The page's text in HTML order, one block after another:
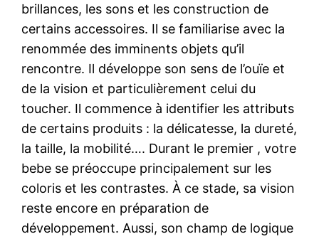
brillances, les sons et les construction de
certains accessoires. Il se familiarise avec la
renommée des imminents objets qu’il
rencontre. Il développe son sens de l’ouïe et
de la vision et particulièrement celui du
toucher. Il commence à identifier les attributs
de certains produits : la délicatesse, la dureté,
la taille, la mobilité…. Durant le premier , votre
bebe se préoccupe principalement sur les
coloris et les contrastes. À ce stade, sa vision
reste encore en préparation de
développement. Aussi, son champ de logique